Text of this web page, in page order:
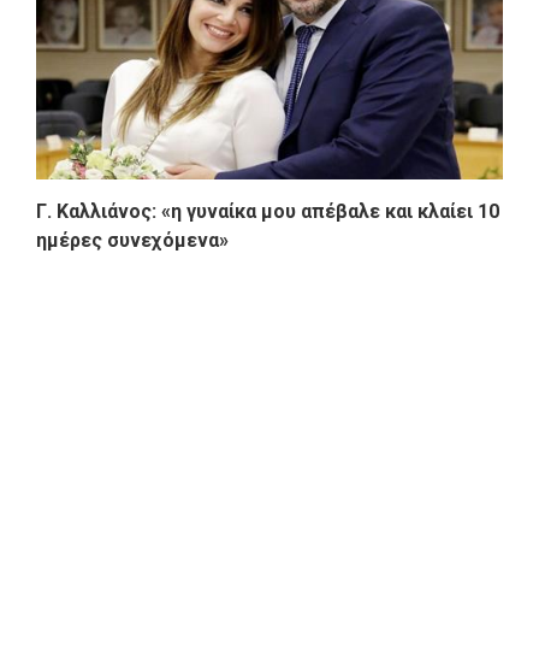
Γ. Καλλιάνος: «η γυναίκα μου απέβαλε και κλαίει 10
ημέρες συνεχόμενα»